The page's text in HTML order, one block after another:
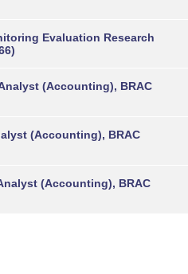
Evaluation Research
(Accounting), BRAC
(Accounting), BRAC
(Accounting), BRAC